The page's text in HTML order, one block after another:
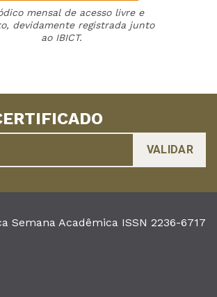
mensal de acesso livre e
devidamente registrada junto
ao IBICT.
Semana Acadêmica ISSN 2236-6717